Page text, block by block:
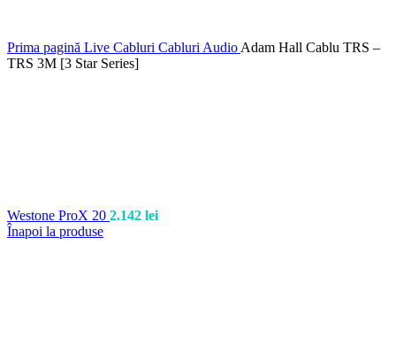
Prima pagină Live Cabluri Cabluri Audio Adam Hall Cablu TRS –
TRS 3M [3 Star Series]
Westone ProX 20 2.142 lei
Înapoi la produse